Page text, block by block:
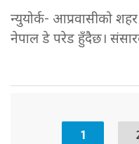
न्युयोर्क- आप्रवासीको
नेपाल डे परेड हुँदैछ।
1